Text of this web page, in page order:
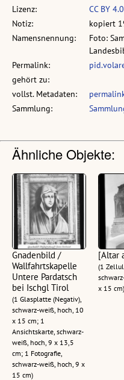
Lizenz:
CC BY 4.0
Notiz:
kopiert
Namensnennung:
Foto:
Permalink:
gehört zu:
vollst. Metadaten:
Sammlung:
Ähnliche Objekte:
Gnadenbild /
Wallfahrtskapelle
Untere Pardatsch
bei Ischgl Tirol
(1 Glasplatte (Negativ),
schwarz-weiß, hoch, 10
x 15 cm; 1
Ansichtskarte, schwarz-
weiß, hoch, 9 x 13,5
cm; 1 Fotografie,
schwarz-weiß, hoch, 9 x
15 cm)
[Altar
(1
x 15 cm)